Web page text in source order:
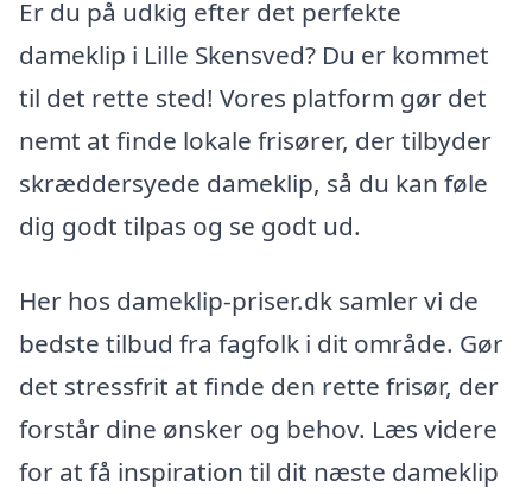
Er du på udkig efter det perfekte
dameklip i Lille Skensved? Du er kommet
til det rette sted! Vores platform gør det
nemt at finde lokale frisører, der tilbyder
skræddersyede dameklip, så du kan føle
dig godt tilpas og se godt ud.
Her hos dameklip-priser.dk samler vi de
bedste tilbud fra fagfolk i dit område. Gør
det stressfrit at finde den rette frisør, der
forstår dine ønsker og behov. Læs videre
for at få inspiration til dit næste dameklip